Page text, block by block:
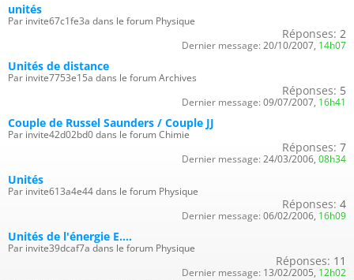
unités
Par invite67c1fe3a dans le forum Physique
Réponses: 2
Dernier message: 20/10/2007, 14h07
Unités de distance
Par invite7753e15a dans le forum Archives
Réponses: 5
Dernier message: 09/07/2007, 16h41
Couple de Russel Saunders / Couple JJ
Par invite42d02bd0 dans le forum Chimie
Réponses: 7
Dernier message: 24/03/2006, 08h34
Unités
Par invite613a4e44 dans le forum Physique
Réponses: 4
Dernier message: 06/02/2006, 16h09
Unités de l'énergie E....
Par invite39dcaf7a dans le forum Physique
Réponses: 11
Dernier message: 13/02/2005, 12h02